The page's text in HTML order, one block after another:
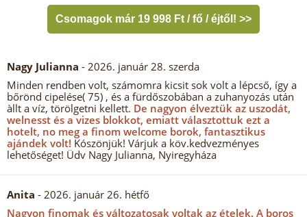
Csomagok már 19 998 Ft / fő / éjtől! >>
Nagy Julianna - 2026. január 28. szerda
Minden rendben volt, számomra kicsit sok volt a lépcső, így a
bőrönd cipelése( 75) , és a fürdőszobában a zuhanyozás után
àllt a víz, törölgetni kellett. De nagyon élveztük az uszodát,
welnesst és a vizes blokkot, emiatt választottuk ezt a
hotelt, no meg a finom welcome borok, fantasztikus
ajándek volt! Kószönjük! Várjuk a köv.kedvezményes
lehetőséget! Üdv Nagy Julianna, Nyiregyháza
Anita - 2026. január 26. hétfő
Nagyon finomak és változatosak voltak az ételek. A boros